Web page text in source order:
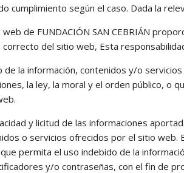
cumplimiento según el caso. Dada la
web de FUNDACIÓN SAN CEBRIÁN
correcto del sitio web, Esta
de la información, contenidos y/o
la ley, la moral y el orden público, o
y licitud de las informaciones
o servicios ofrecidos por el sitio web.
permita el uso indebido de la
y/o contraseñas, con el fin de